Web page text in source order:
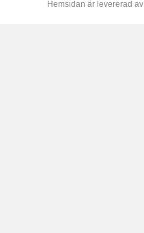
Hemsidan är levererad av